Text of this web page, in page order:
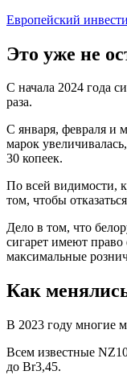
Европейский
Это уже не
С начала 2024 года
раза.
С января, февраля и
марок
30 копеек.
По всей видимости,
том, чтобы
Дело в том, что
сигарет имеют право
максимальные
Как
В 2023 году многие
Всем известные
до Br3,45.